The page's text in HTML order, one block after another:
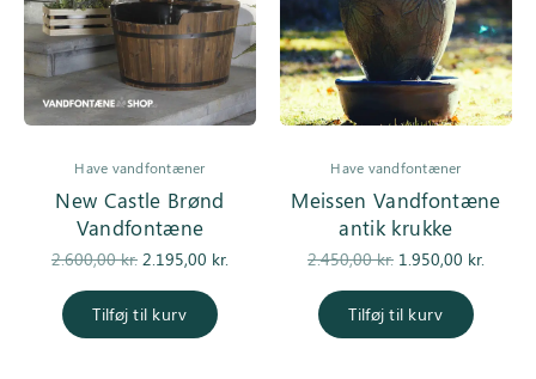
Have vandfontæner
New Castle Brønd
Vandfontæne
2.600,00kr.
Den
pris var:
2.600,00 kr..
2.195,00 kr.
Tilføj til kurv
Have vandfontæner
Meissen Vandfontæne
antik krukke
2.450,00kr.
Den
pris var:
2.450,00 kr..
1.950,00 kr.
Tilføj til kurv